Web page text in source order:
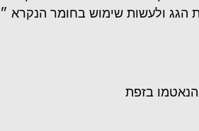
את הגג ולעשות שימוש בחומר
בזפת